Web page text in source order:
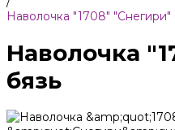
Наволочка "1708" "Снегири"
Наволочка
бязь